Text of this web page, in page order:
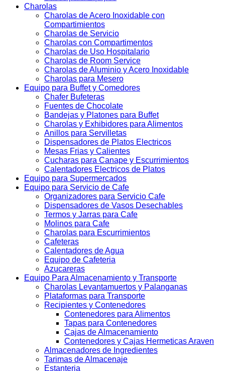
Charolas
Charolas de Acero Inoxidable con
Compartimientos
Charolas de Servicio
Charolas con Compartimentos
Charolas de Uso Hospitalario
Charolas de Room Service
Charolas de Aluminio y Acero Inoxidable
Charolas para Mesero
Equipo para Buffet y Comedores
Chafer Bufeteras
Fuentes de Chocolate
Bandejas y Platones para Buffet
Charolas y Exhibidores para Alimentos
Anillos para Servilletas
Dispensadores de Platos Electricos
Mesas Frias y Calientes
Cucharas para Canape y Escurrimientos
Calentadores Electricos de Platos
Equipo para Supermercados
Equipo para Servicio de Cafe
Organizadores para Servicio Cafe
Dispensadores de Vasos Desechables
Termos y Jarras para Cafe
Molinos para Cafe
Charolas para Escurrimientos
Cafeteras
Calentadores de Agua
Equipo de Cafeteria
Azucareras
Equipo Para Almacenamiento y Transporte
Charolas Levantamuertos y Palanganas
Plataformas para Transporte
Recipientes y Contenedores
Contenedores para Alimentos
Tapas para Contenedores
Cajas de Almacenamiento
Contenedores y Cajas Hermeticas Araven
Almacenadores de Ingredientes
Tarimas de Almacenaje
Estanteria